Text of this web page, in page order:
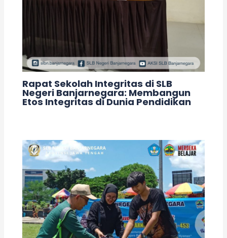
Rapat Sekolah Integritas di SLB
Negeri Banjarnegara: Membangun
Etos Integritas di Dunia Pendidikan